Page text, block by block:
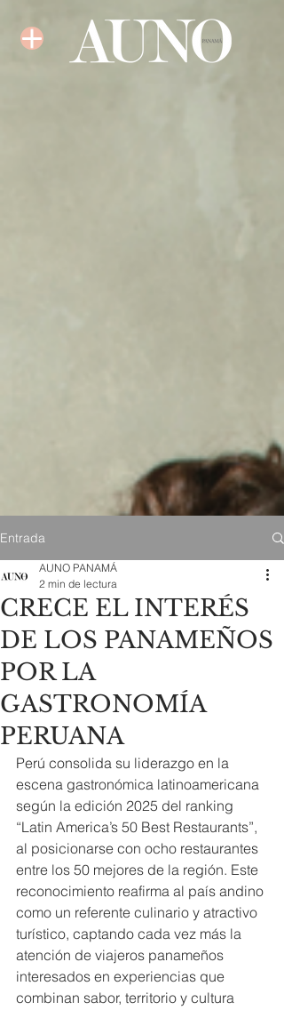
Entrada
CRECE EL INTERÉS
DE LOS PANAMEÑOS
POR LA
GASTRONOMÍA
PERUANA
AUNO PANAMÁ
2 min de lectura
Perú consolida su liderazgo en la
escena gastronómica latinoamericana
según la edición 2025 del ranking
“Latin America’s 50 Best Restaurants”,
al posicionarse con ocho restaurantes
entre los 50 mejores de la región. Este
reconocimiento reafirma al país andino
como un referente culinario y atractivo
turístico, captando cada vez más la
atención de viajeros panameños
interesados en experiencias que
combinan sabor, territorio y cultura